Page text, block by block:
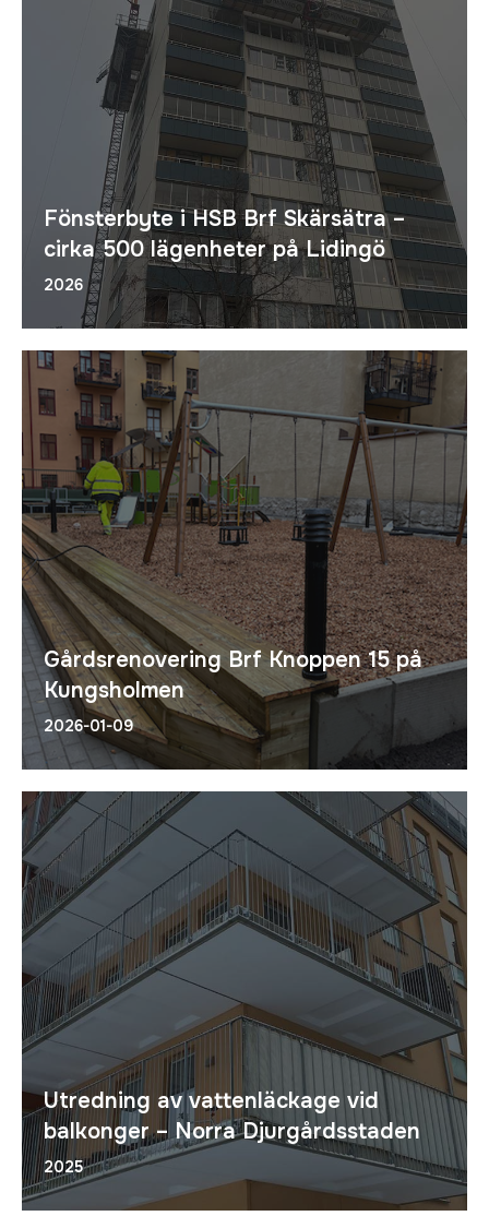
Fönsterbyte i HSB Brf Skärsätra –
cirka 500 lägenheter på Lidingö
2026
Gårdsrenovering Brf Knoppen 15 på
Kungsholmen
2026-01-09
Utredning av vattenläckage vid
balkonger – Norra Djurgårdsstaden
2025